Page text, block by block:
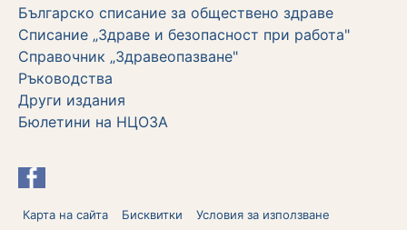
Българско списание за обществено здраве
Списание „Здраве и безопасност при работа"
Справочник „Здравеопазване"
Ръководства
Други издания
Бюлетини на НЦОЗА
Карта на сайта Бисквитки
Условия за използване